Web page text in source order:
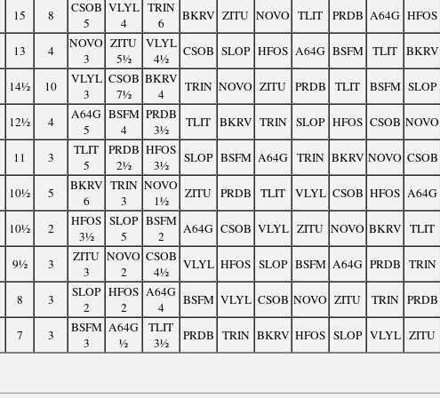
15 8
CSOB
5
VLYL
4
TRIN
6
BKRV ZITU NOVO TLIT PRDB A64G HFOS
13 4
NOVO
3
ZITU
5½
VLYL
4½
CSOB SLOP HFOS A64G BSFM TLIT BKRV
14½ 10
VLYL
3
CSOB
7½
BKRV
4
TRIN NOVO ZITU PRDB TLIT BSFM SLOP
12½ 4
A64G
5
BSFM
4
PRDB
3½
TLIT BKRV TRIN SLOP HFOS CSOB NOVO
11 3
TLIT
5
PRDB
2½
HFOS
3½
SLOP BSFM A64G TRIN BKRV NOVO CSOB
10½ 5
BKRV
6
TRIN
3
NOVO
1½
ZITU PRDB TLIT VLYL CSOB HFOS A64G
10½ 2
HFOS
3½
SLOP
5
BSFM
2
A64G CSOB VLYL ZITU NOVO BKRV TLIT
9½ 3
ZITU
3
NOVO
2
CSOB
4½
VLYL HFOS SLOP BSFM A64G PRDB TRIN
8 3
SLOP
2
HFOS
2
A64G
4
BSFM VLYL CSOB NOVO ZITU TRIN PRDB
7 3
BSFM
3
A64G
½
TLIT
3½
PRDB TRIN BKRV HFOS SLOP VLYL ZITU